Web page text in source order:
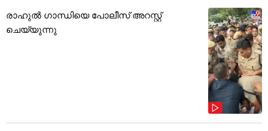
രാഹുൽ ഗാന്ധിയെ പോലീസ് അറസ്റ്റ്
ചെയ്യുന്നു